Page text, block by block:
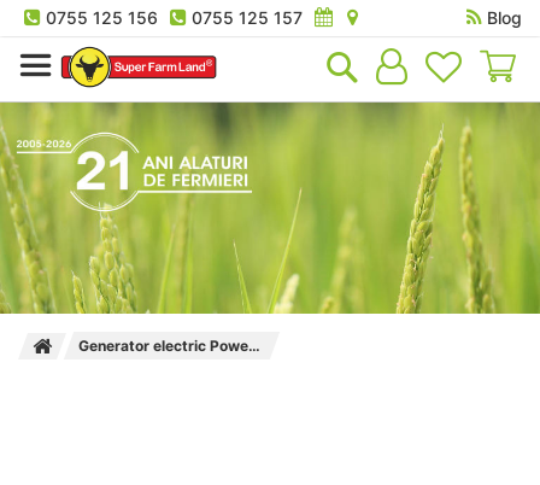
0755 125 156 0755 125 157
Blog
Generator electric Power N 4800 6.7 J AKO, alimentare 220V